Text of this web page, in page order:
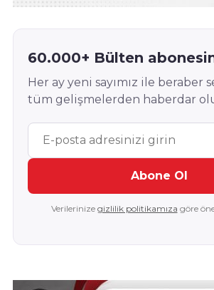
60.000+ Bülten
Her ay yeni sayımız ile beraber
tüm gelişmelerden haberdar
Abone Ol
Verilerinize gizlilik politikamıza göre